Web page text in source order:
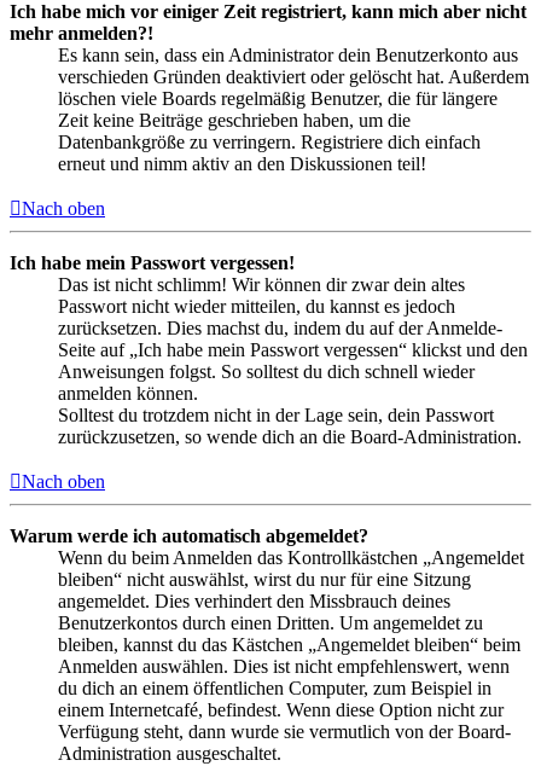
Ich habe mich vor einiger Zeit registriert, kann mich aber nicht
mehr anmelden?!
Es kann sein, dass ein Administrator dein Benutzerkonto aus
verschieden Gründen deaktiviert oder gelöscht hat. Außerdem
löschen viele Boards regelmäßig Benutzer, die für längere
Zeit keine Beiträge geschrieben haben, um die
Datenbankgröße zu verringern. Registriere dich einfach
erneut und nimm aktiv an den Diskussionen teil!
Nach oben
Ich habe mein Passwort vergessen!
Das ist nicht schlimm! Wir können dir zwar dein altes
Passwort nicht wieder mitteilen, du kannst es jedoch
zurücksetzen. Dies machst du, indem du auf der Anmelde-
Seite auf „Ich habe mein Passwort vergessen“ klickst und den
Anweisungen folgst. So solltest du dich schnell wieder
anmelden können.
Solltest du trotzdem nicht in der Lage sein, dein Passwort
zurückzusetzen, so wende dich an die Board-Administration.
Nach oben
Warum werde ich automatisch abgemeldet?
Wenn du beim Anmelden das Kontrollkästchen „Angemeldet
bleiben“ nicht auswählst, wirst du nur für eine Sitzung
angemeldet. Dies verhindert den Missbrauch deines
Benutzerkontos durch einen Dritten. Um angemeldet zu
bleiben, kannst du das Kästchen „Angemeldet bleiben“ beim
Anmelden auswählen. Dies ist nicht empfehlenswert, wenn
du dich an einem öffentlichen Computer, zum Beispiel in
einem Internetcafé, befindest. Wenn diese Option nicht zur
Verfügung steht, dann wurde sie vermutlich von der Board-
Administration ausgeschaltet.